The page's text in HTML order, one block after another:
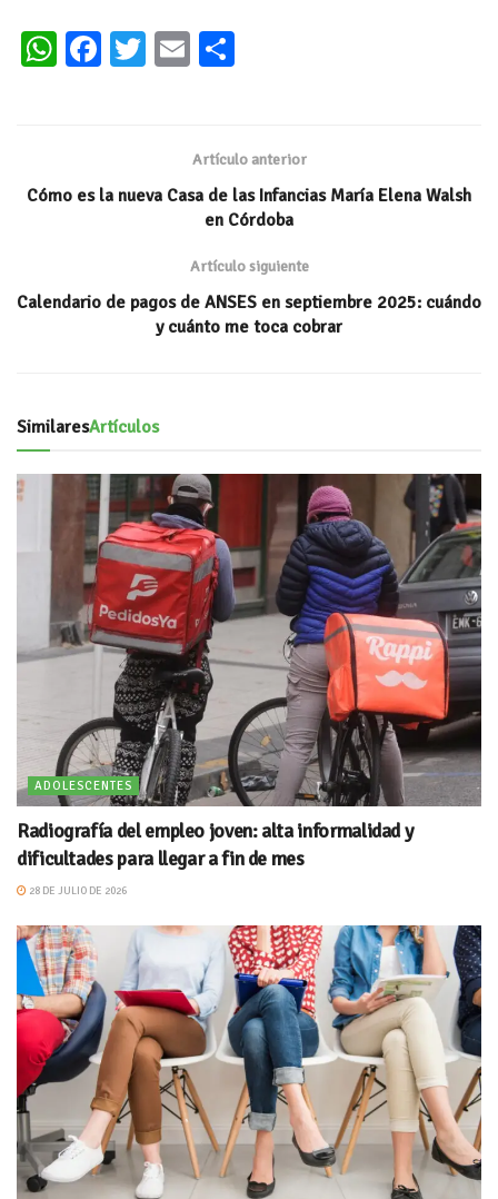
W
A
Fa
k
T
E
l
p
ar
ti
r
Artículo anterior
Cómo es la nueva Casa de las Infancias María Elena Walsh
en Córdoba
Artículo siguiente
Calendario de pagos de ANSES en septiembre 2025: cuándo
y cuánto me toca cobrar
SimilaresArtículos
ADOLESCENTES
Radiografía del empleo joven: alta informalidad y
dificultades para llegar a fin de mes
28 DE JULIO DE 2026